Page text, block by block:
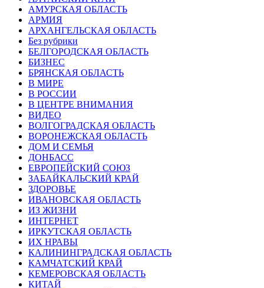
АМУРСКАЯ ОБЛАСТЬ
АРМИЯ
АРХАНГЕЛЬСКАЯ ОБЛАСТЬ
Без рубрики
БЕЛГОРОДСКАЯ ОБЛАСТЬ
БИЗНЕС
БРЯНСКАЯ ОБЛАСТЬ
В МИРЕ
В РОССИИ
В ЦЕНТРЕ ВНИМАНИЯ
ВИДЕО
ВОЛГОГРАДСКАЯ ОБЛАСТЬ
ВОРОНЕЖСКАЯ ОБЛАСТЬ
ДОМ И СЕМЬЯ
ДОНБАСС
ЕВРОПЕЙСКИЙ СОЮЗ
ЗАБАЙКАЛЬСКИЙ КРАЙ
ЗДОРОВЬЕ
ИВАНОВСКАЯ ОБЛАСТЬ
ИЗ ЖИЗНИ
ИНТЕРНЕТ
ИРКУТСКАЯ ОБЛАСТЬ
ИХ НРАВЫ
КАЛИНИНГРАДCКАЯ ОБЛАСТЬ
КАМЧАТСКИЙ КРАЙ
КЕМЕРОВСКАЯ ОБЛАСТЬ
КИТАЙ